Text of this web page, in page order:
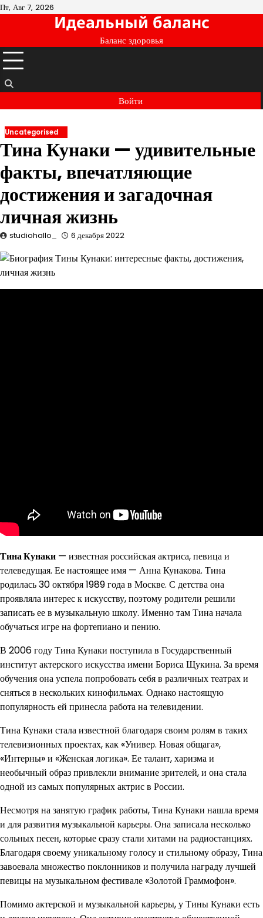
Перейти
Пт, Авг 7, 2026
Идеальный баланс
Баланс здоровья
Войти
Uncategorised
Тина Кунаки — удивительные
факты, впечатляющие
достижения и загадочная
личная жизнь
studiohallo_ 6 декабря 2022
Тина Кунаки — известная российская актриса, певица и
телеведущая. Ее настоящее имя — Анна Кунакова. Тина
родилась 30 октября 1989 года в Москве. С детства она
проявляла интерес к искусству, поэтому родители решили
записать ее в музыкальную школу. Именно там Тина начала
обучаться игре на фортепиано и пению.
В 2006 году Тина Кунаки поступила в Государственный
институт актерского искусства имени Бориса Щукина. За время
обучения она успела попробовать себя в различных театрах и
сняться в нескольких кинофильмах. Однако настоящую
популярность ей принесла работа на телевидении.
Тина Кунаки стала известной благодаря своим ролям в таких
телевизионных проектах, как «Универ. Новая общага»,
«Интерны» и «Женская логика». Ее талант, харизма и
необычный образ привлекли внимание зрителей, и она стала
одной из самых популярных актрис в России.
Несмотря на занятую график работы, Тина Кунаки нашла время
и для развития музыкальной карьеры. Она записала несколько
сольных песен, которые сразу стали хитами на радиостанциях.
Благодаря своему уникальному голосу и стильному образу, Тина
завоевала множество поклонников и получила награду лучшей
певицы на музыкальном фестивале «Золотой Граммофон».
Помимо актерской и музыкальной карьеры, у Тины Кунаки есть